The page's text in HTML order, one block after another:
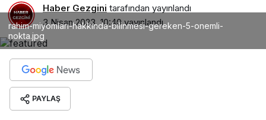
Haber Gezgini tarafından yayınlandı
3 Nisan 2023, 10:40yayınlandı
rahim-miyomlari-hakkinda-bilinmesi-gereken-5-onemli-
nokta.jpg
PAYLAŞ